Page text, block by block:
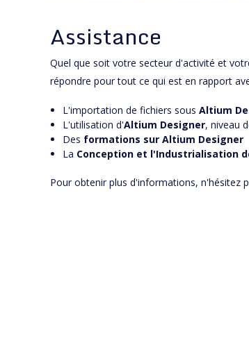
Assistance
Quel que soit votre secteur d'activité et
répondre pour tout ce qui est en rapport
L'importation de fichiers sous Altium
L'utilisation d'Altium Designer, niveau
Des formations sur Altium Designer
La Conception et l'Industrialisation
Pour obtenir plus d'informations, n'hésitez